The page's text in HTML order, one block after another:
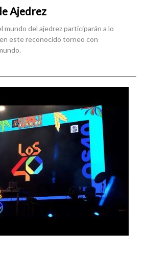
Ajedrez
mundo del ajedrez participarán a lo
este reconocido torneo con